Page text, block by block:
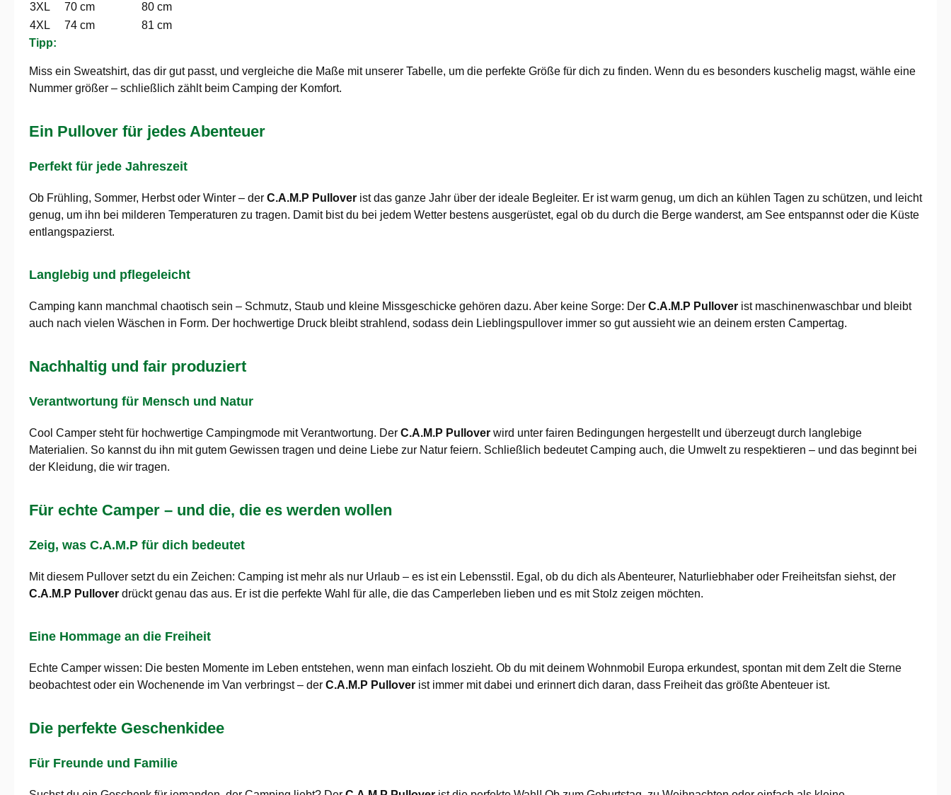
3XL
70 cm
80 cm
4XL
74 cm
81 cm
Tipp:
Miss ein Sweatshirt, das dir gut passt, und vergleiche die Maße mit unserer Tabelle, um die perfekte Größe für dich zu finden. Wenn du es besonders kuschelig magst, wähle eine
Nummer größer – schließlich zählt beim Camping der Komfort.
Ein Pullover für jedes Abenteuer
Perfekt für jede Jahreszeit
Ob Frühling, Sommer, Herbst oder Winter – der C.A.M.P Pullover ist das ganze Jahr über der ideale Begleiter. Er ist warm genug, um dich an kühlen Tagen zu schützen, und leicht
genug, um ihn bei milderen Temperaturen zu tragen. Damit bist du bei jedem Wetter bestens ausgerüstet, egal ob du durch die Berge wanderst, am See entspannst oder die Küste
entlangspazierst.
Langlebig und pflegeleicht
Camping kann manchmal chaotisch sein – Schmutz, Staub und kleine Missgeschicke gehören dazu. Aber keine Sorge: Der C.A.M.P Pullover ist maschinenwaschbar und bleibt
auch nach vielen Wäschen in Form. Der hochwertige Druck bleibt strahlend, sodass dein Lieblingspullover immer so gut aussieht wie an deinem ersten Campertag.
Nachhaltig und fair produziert
Verantwortung für Mensch und Natur
Cool Camper steht für hochwertige Campingmode mit Verantwortung. Der C.A.M.P Pullover wird unter fairen Bedingungen hergestellt und überzeugt durch langlebige
Materialien. So kannst du ihn mit gutem Gewissen tragen und deine Liebe zur Natur feiern. Schließlich bedeutet Camping auch, die Umwelt zu respektieren – und das beginnt bei
der Kleidung, die wir tragen.
Für echte Camper – und die, die es werden wollen
Zeig, was C.A.M.P für dich bedeutet
Mit diesem Pullover setzt du ein Zeichen: Camping ist mehr als nur Urlaub – es ist ein Lebensstil. Egal, ob du dich als Abenteurer, Naturliebhaber oder Freiheitsfan siehst, der
C.A.M.P Pullover drückt genau das aus. Er ist die perfekte Wahl für alle, die das Camperleben lieben und es mit Stolz zeigen möchten.
Eine Hommage an die Freiheit
Echte Camper wissen: Die besten Momente im Leben entstehen, wenn man einfach loszieht. Ob du mit deinem Wohnmobil Europa erkundest, spontan mit dem Zelt die Sterne
beobachtest oder ein Wochenende im Van verbringst – der C.A.M.P Pullover ist immer mit dabei und erinnert dich daran, dass Freiheit das größte Abenteuer ist.
Die perfekte Geschenkidee
Für Freunde und Familie